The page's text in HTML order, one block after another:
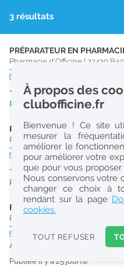
Réinitialiser
2
0
k
Consulter les offres de
3 résultats
PRÉPARATEUR EN
Pharmacie d'Officine | 33430
Jusqu'au 29/08/26
Publiée il y a 5 jour(s)
PHARMACIEN (H/F)
Pharmacie d'Officine|33210
CDDtemps plein
Jusqu'au 12/08/26
Publiée il y a 13 jour(s)
PHARMACIEN (H/F)
Pharmacie d'Officine
CDItemps plein
À partir du 30/08/26
URGENT
Publiée il y a 25 jour(s)
À propos des
clubofficine.fr
Bienvenue ! Ce site
mesurer la
améliorer le
pour améliorer votre
que pour vous proposer
Nous conservons votre
changer ce choix à
rendant sur la page
cookies.
TOUT REFUSER